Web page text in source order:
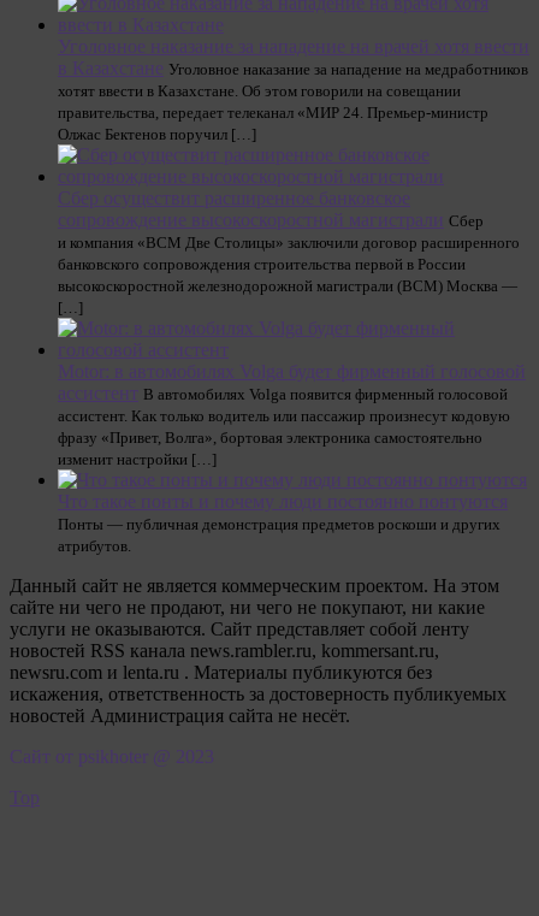
Уголовное наказание за нападение на врачей хотя ввести
в Казахстане Уголовное наказание за нападение на медработников
хотят ввести в Казахстане. Об этом говорили на совещании
правительства, передает телеканал «МИР 24. Премьер-министр
Олжас Бектенов поручил […]
Сбер осуществит расширенное банковское
сопровождение высокоскоростной магистрали Сбер
и компания «ВСМ Две Столицы» заключили договор расширенного
банковского сопровождения строительства первой в России
высокоскоростной железнодорожной магистрали (ВСМ) Москва —
[…]
Motor: в автомобилях Volga будет фирменный голосовой
ассистент В автомобилях Volga появится фирменный голосовой
ассистент. Как только водитель или пассажир произнесут кодовую
фразу «Привет, Волга», бортовая электроника самостоятельно
изменит настройки […]
Что такое понты и почему люди постоянно понтуются
Понты — публичная демонстрация предметов роскоши и других
атрибутов.
Данный сайт не является коммерческим проектом. На этом
сайте ни чего не продают, ни чего не покупают, ни какие
услуги не оказываются. Сайт представляет собой ленту
новостей RSS канала news.rambler.ru, kommersant.ru,
newsru.com и lenta.ru . Материалы публикуются без
искажения, ответственность за достоверность публикуемых
новостей Администрация сайта не несёт.
Сайт от psikhoter @ 2023
Top